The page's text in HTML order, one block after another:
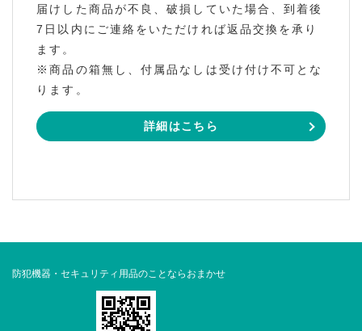
届けした商品が不良、破損していた場合、到着後
7日以内にご連絡をいただければ返品交換を承り
ます。
※商品の箱無し、付属品なしは受け付け不可とな
ります。
詳細はこちら
防犯機器・セキュリティ用品のことならおまかせ